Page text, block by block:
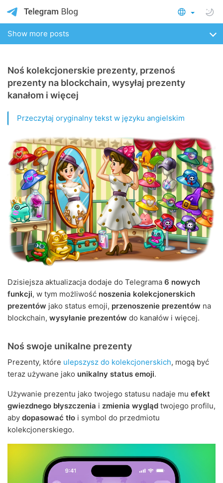
Show more posts
Noś kolekcjonerskie prezenty, przenoś
prezenty na blockchain, wysyłaj prezenty
kanałom i więcej
Przeczytaj oryginalny tekst w języku angielskim
Dzisiejsza aktualizacja dodaje do Telegrama 6 nowych
funkcji, w tym możliwość noszenia kolekcjonerskich
prezentów jako status emoji, przenoszenie prezentów na
blockchain, wysyłanie prezentów do kanałów i więcej.
Noś swoje unikalne prezenty
Prezenty, które ulepszysz do kolekcjonerskich, mogą być
teraz używane jako unikalny status emoji.
Używanie prezentu jako twojego statusu nadaje mu efekt
gwiezdnego błyszczenia i zmienia wygląd twojego profilu,
aby dopasować tło i symbol do przedmiotu
kolekcjonerskiego.